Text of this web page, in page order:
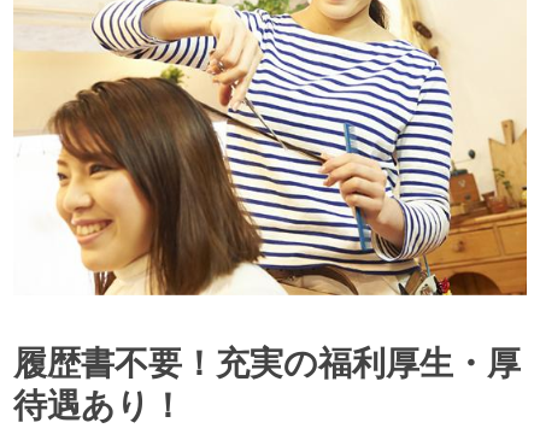
履歴書不要！充実の福利厚生・厚
待遇あり！